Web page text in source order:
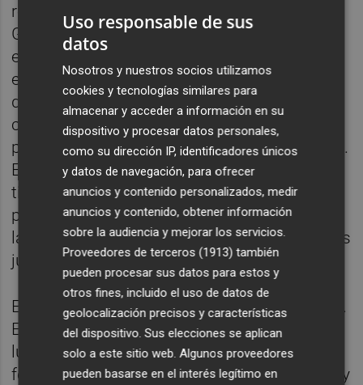
rendimiento fue espectacular. José Luís
Gayà es hoy en día un puntal incuestionable
e inamovible para Bordalás. La influencia en
el juego defensivo y ofensivo del equipo del
de Pedreguer es más que evidente. Lato ha
cumplido pero es impensable aventurar que
pudiera haber sorpaso en el lateral izquierdo.
En todo caso, si el de La Pobla llegara a
tiempo (entrenó en el gimnasio ayer jueves)
podría abrirse la especulación a un doble
lateral que tantas veces ha utilizado Bordalás
jugando con el Getafe.
El puesto de interior izquierda es otro cantar.
El ruso Cheryshev comenzó fuerte en ese
lugar (con dos asistencias y un penalty
forzado) hasta que se lesionó en Pamplona y
Uso responsable de sus
datos
Nosotros y nuestros socios utilizamos
cookies y tecnologías similares para
almacenar y acceder a información en su
dispositivo y procesar datos personales,
como su dirección IP, identificadores únicos
y datos de navegación, para ofrecer
anuncios y contenido personalizados, medir
anuncios y contenido, obtener información
sobre la audiencia y mejorar los servicios.
Proveedores de terceros (1913) también
pueden procesar sus datos para estos y
otros fines, incluido el uso de datos de
geolocalización precisos y características
del dispositivo. Sus elecciones se aplican
solo a este sitio web. Algunos proveedores
pueden basarse en el interés legítimo en